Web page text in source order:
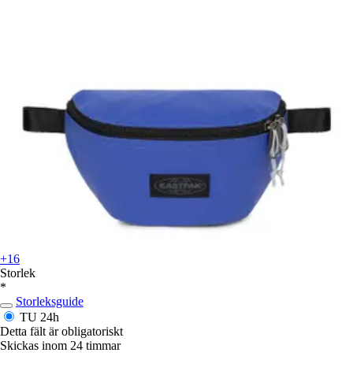
+16
Storlek
*
Storleksguide
TU 24h
Detta fält är obligatoriskt
Skickas inom 24 timmar